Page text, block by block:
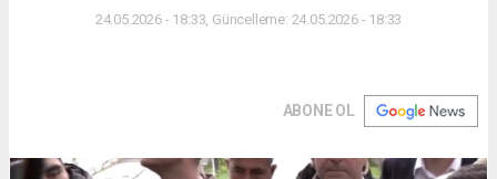
24.05.2026 - 18:33, Güncelleme: 24.05.2026 - 18:33
ABONE OL